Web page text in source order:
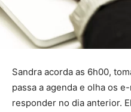
Sandra acorda as 6h00,
passa a agenda e olha os
responder no dia anterior.